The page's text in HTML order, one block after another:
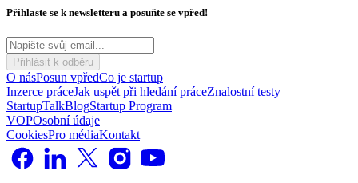
Přihlaste se k newsletteru a posuňte se vpřed!
Přihlásit k odběru
O násPosun vpředCo je startup
Inzerce práceJak uspět při hledání práceZnalostní testy
StartupTalkBlogStartup Program
VOPOsobní údaje
CookiesPro médiaKontakt